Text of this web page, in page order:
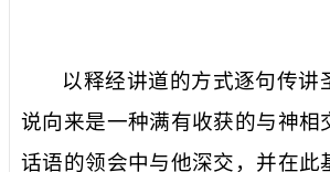
以释经讲道的方式逐句传讲
说向来是一种满有收获的与神相
话语的领会中与他深交，并在此